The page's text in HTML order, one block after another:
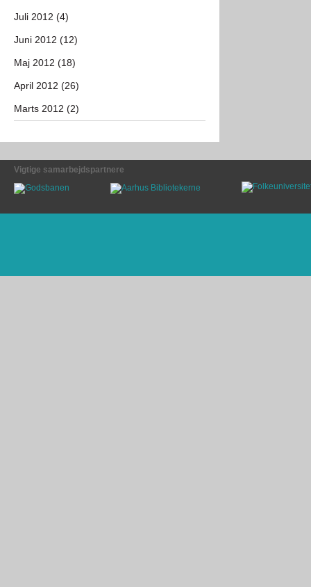
Juli 2012 (4)
Juni 2012 (12)
Maj 2012 (18)
April 2012 (26)
Marts 2012 (2)
Vigtige samarbejdspartnere